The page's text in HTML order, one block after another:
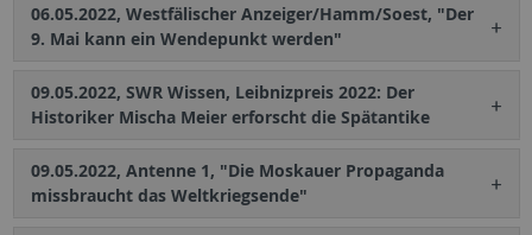
06.05.2022, Westfälischer Anzeiger/Hamm/Soest, "Der
9. Mai kann ein Wendepunkt werden"
09.05.2022, SWR Wissen, Leibnizpreis 2022: Der
Historiker Mischa Meier erforscht die Spätantike
09.05.2022, Antenne 1, "Die Moskauer Propaganda
missbraucht das Weltkriegsende"